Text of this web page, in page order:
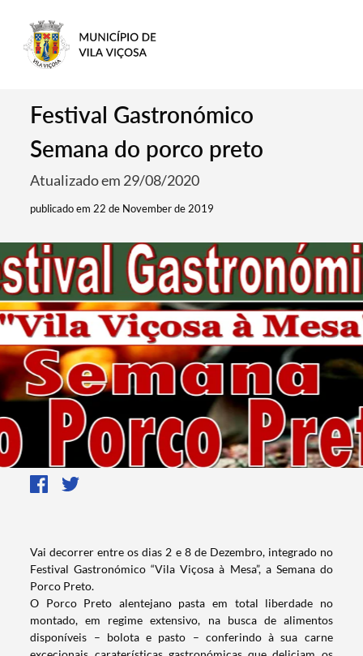
Festival Gastronómico
Semana do porco preto
Atualizado em 29/08/2020
publicado em 22 de November de 2019
Vai decorrer entre os dias 2 e 8 de Dezembro, integrado no
Festival Gastronómico “Vila Viçosa à Mesa”, a Semana do
Porco Preto.
O Porco Preto alentejano pasta em total liberdade no
montado, em regime extensivo, na busca de alimentos
disponíveis – bolota e pasto – conferindo à sua carne